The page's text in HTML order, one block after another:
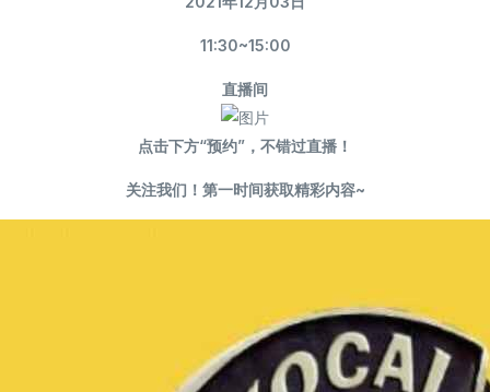
11:30~15:00
直播间
点击下方“预约”，不错过直播！
关注我们！第一时间获取精彩内容~